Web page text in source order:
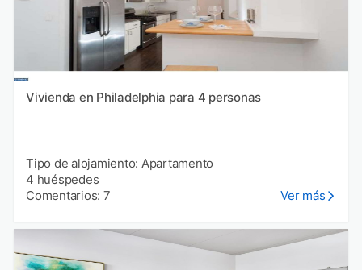
Vivienda en Philadelphia para 4 personas
Tipo de alojamiento: Apartamento
4 huéspedes
Comentarios: 7
Ver más